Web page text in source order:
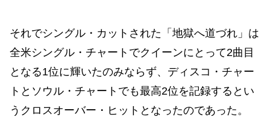
それでシングル・カットされた「地獄へ道づれ」は
全米シングル・チャートでクイーンにとって2曲目
となる1位に輝いたのみならず、ディスコ・チャー
トとソウル・チャートでも最高2位を記録するとい
うクロスオーバー・ヒットとなったのであった。